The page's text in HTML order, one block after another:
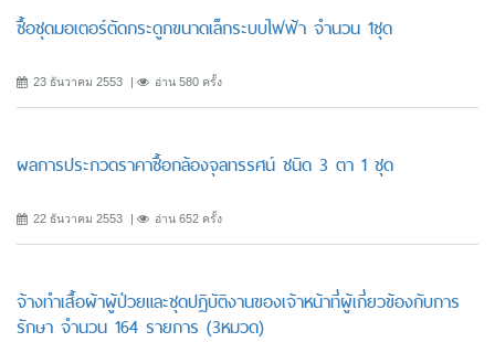
ซื้อชุดมอเตอร์ตัดกระดูกขนาดเล็กระบบไฟฟ้า จำนวน 1ชุด
23 ธันวาคม 2553 อ่าน 580 ครั้ง
ผลการประกวดราคาซื้อกล้องจุลทรรศน์ ชนิด 3 ตา 1 ชุด
22 ธันวาคม 2553 อ่าน 652 ครั้ง
จ้างทำเสื้อผ้าผู้ป่วยและชุดปฏิบัติงานของเจ้าหน้าที่ผู้เกี่ยวข้องกับการ
รักษา จำนวน 164 รายการ (3หมวด)